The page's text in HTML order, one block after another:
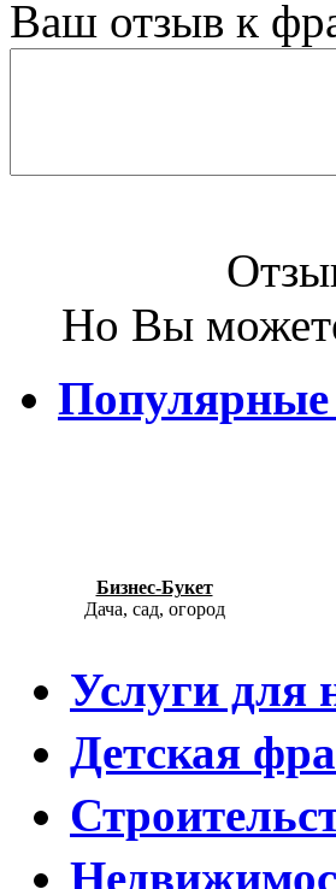
Ваш отзыв к
Но Вы
Бизнес-Букет
Дача, сад, огород
Услуги для
Детская